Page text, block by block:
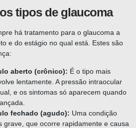
tipos de glaucoma
há tratamento para o glaucoma a
e do estágio no qual está. Estes são
aberto (crônico): É o tipo mais
lentamente. A pressão intraocular
e os sintomas só aparecem quando
fechado (agudo): Uma condição
grave, que ocorre rapidamente e causa